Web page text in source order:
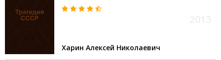
Харин Алексей Николаевич